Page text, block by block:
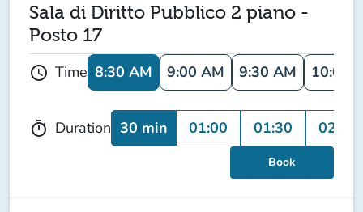
Sala di Diritto Pubblico 2 piano -
Posto 17
schedule Time 8:30 AM 9:00 AM 9:30 AM 10:00
timer Duration 30 min 01:00 01:30 02:00
Book